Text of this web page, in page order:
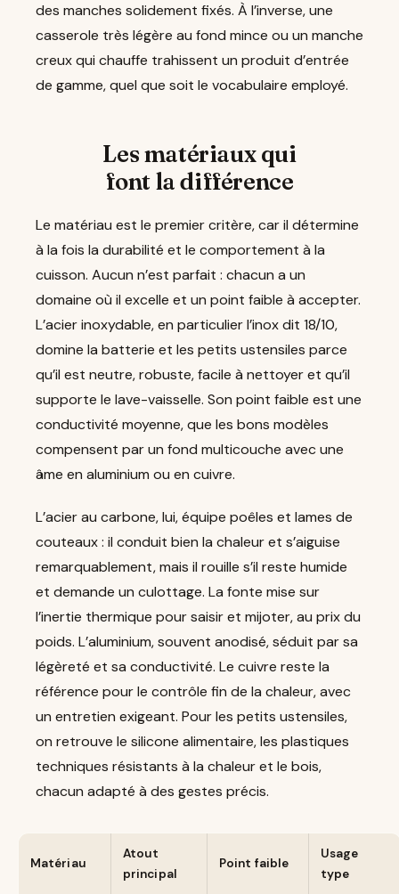
des manches solidement fixés. À l’inverse, une
casserole très légère au fond mince ou un manche
creux qui chauffe trahissent un produit d’entrée
de gamme, quel que soit le vocabulaire employé.
Les matériaux qui
font la différence
Le matériau est le premier critère, car il détermine
à la fois la durabilité et le comportement à la
cuisson. Aucun n’est parfait : chacun a un
domaine où il excelle et un point faible à accepter.
L’acier inoxydable, en particulier l’inox dit 18/10,
domine la batterie et les petits ustensiles parce
qu’il est neutre, robuste, facile à nettoyer et qu’il
supporte le lave-vaisselle. Son point faible est une
conductivité moyenne, que les bons modèles
compensent par un fond multicouche avec une
âme en aluminium ou en cuivre.
L’acier au carbone, lui, équipe poêles et lames de
couteaux : il conduit bien la chaleur et s’aiguise
remarquablement, mais il rouille s’il reste humide
et demande un culottage. La fonte mise sur
l’inertie thermique pour saisir et mijoter, au prix du
poids. L’aluminium, souvent anodisé, séduit par sa
légèreté et sa conductivité. Le cuivre reste la
référence pour le contrôle fin de la chaleur, avec
un entretien exigeant. Pour les petits ustensiles,
on retrouve le silicone alimentaire, les plastiques
techniques résistants à la chaleur et le bois,
chacun adapté à des gestes précis.
Matériau
Atout
principal
Point faible
Usage
type